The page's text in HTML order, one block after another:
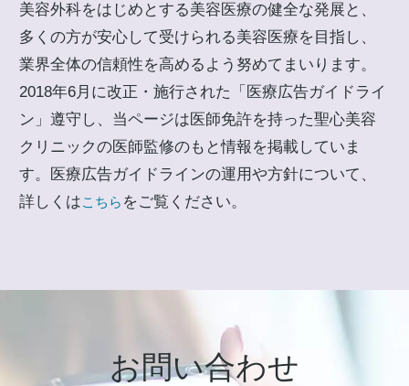
美容外科をはじめとする美容医療の健全な発展と、
多くの方が安心して受けられる美容医療を目指し、
業界全体の信頼性を高めるよう努めてまいります。
2018年6月に改正・施行された「医療広告ガイドライ
ン」遵守し、当ページは医師免許を持った聖心美容
クリニックの医師監修のもと情報を掲載していま
す。医療広告ガイドラインの運用や方針について、
詳しくはこちら をご覧ください。
お問い合わせ